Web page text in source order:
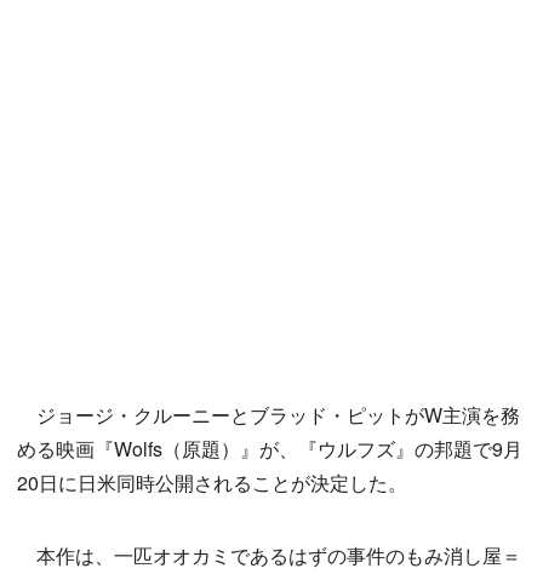
ジョージ・クルーニーとブラッド・ピットがW主演を務
める映画『Wolfs（原題）』が、『ウルフズ』の邦題で9月
20日に日米同時公開されることが決定した。
本作は、一匹オオカミであるはずの事件のもみ消し屋＝